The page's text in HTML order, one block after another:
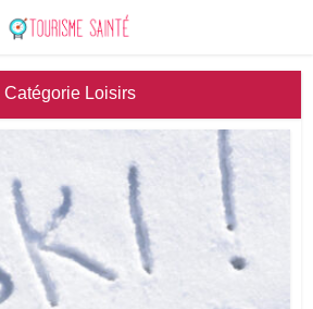
Catégorie Loisirs